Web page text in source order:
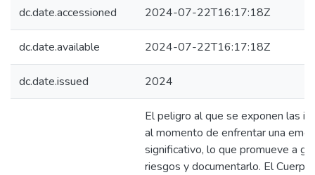
dc.date.accessioned 2024-07-22T16:17:18Z
dc.date.available 2024-07-22T16:17:18Z
dc.date.issued 2024
El peligro al que se exponen las
al momento de enfrentar una
significativo, lo que promueve a
riesgos y documentarlo. El Cuerpo